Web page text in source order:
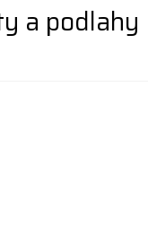
a podlahy